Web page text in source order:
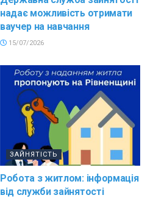
надає можливість отримати
ваучер на навчання
15/07/2026
ЗАЙНЯТІСТЬ
Робота з житлом: інформація
від служби зайнятості